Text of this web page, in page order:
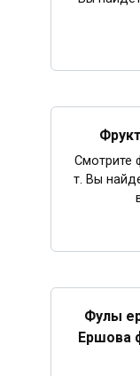
Смотрите
т. Вы
Фулы
Ершова